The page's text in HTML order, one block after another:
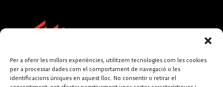
Per a oferir les millors experiències, utilitzem tecnologies com les cookies
per a processar dades com el comportament de navegació o les
identificacions úniques en aquest lloc. No consentir o retirar el